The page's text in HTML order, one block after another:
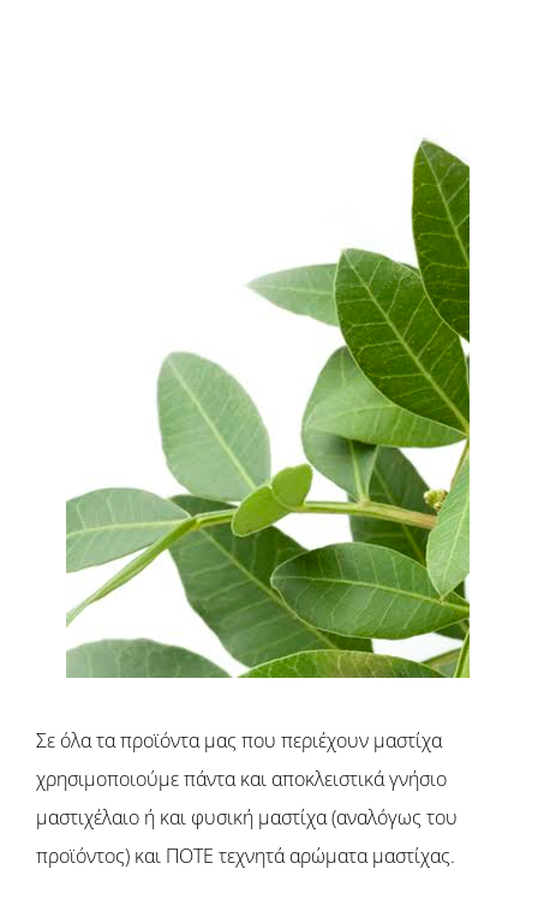
Σε όλα τα προϊόντα μας που περιέχουν μαστίχα
χρησιμοποιούμε πάντα και αποκλειστικά γνήσιο
μαστιχέλαιο ή και φυσική μαστίχα (αναλόγως του
προϊόντος) και ΠΟΤΕ τεχνητά αρώματα μαστίχας.